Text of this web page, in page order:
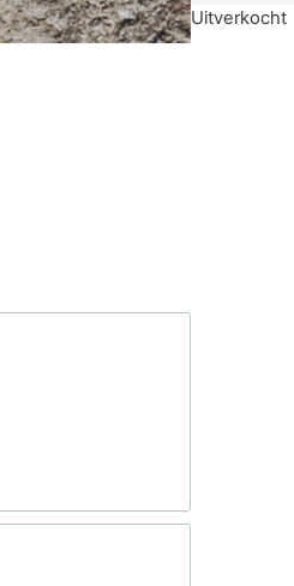
Uitverkocht